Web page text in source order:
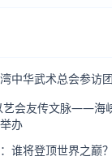
中华武术总会参访团
艺会友传文脉——海
办
谁将登顶世界之巅？